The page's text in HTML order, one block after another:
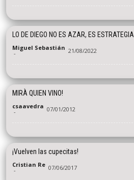
LO DE DIEGO NO ES AZAR, ES ESTRATEGIA
Miguel Sebastián
- 21/08/2022
MIRÀ QUIEN VINO!
csaavedra
- 07/01/2012
¡Vuelven las cupecitas!
Cristian Re
- 07/06/2017